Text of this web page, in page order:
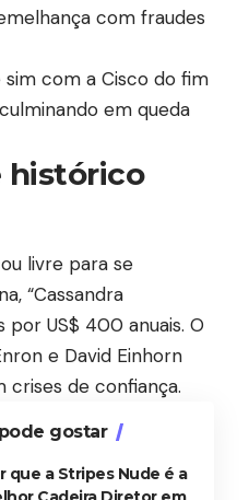
com fraudes
com a Cisco do fim
em queda
histórico
livre para se
“Cassandra
por US$ 400 anuais. O
e David Einhorn
de confiança.
gostar
que a Stripes Nude é a